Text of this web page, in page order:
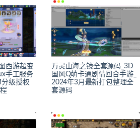
西游超变
手工服务
级授权
万灵山海之镜全套源码_3D
国风Q萌卡通剧情回合手游_
2024年3月最新打包整理全
套源码